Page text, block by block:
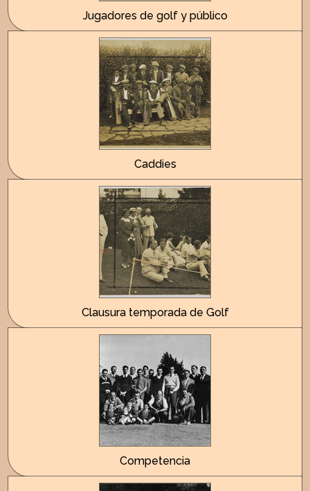
Jugadores de golf y público
Caddies
Clausura temporada de Golf
Competencia